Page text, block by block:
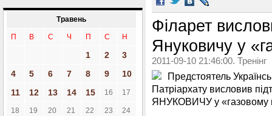
Травень
П В С Ч П С Н
1 2
3
4
5 6 7 8 9
10
11
12 13 14 15 16 17
18 19 20 21 22 23 24
Філарет
Януковичу у
2011-09-10 21:46:00. Тренінг
Предстоятель
Патріархату висловив
ЯНУКОВИЧУ у «газовому